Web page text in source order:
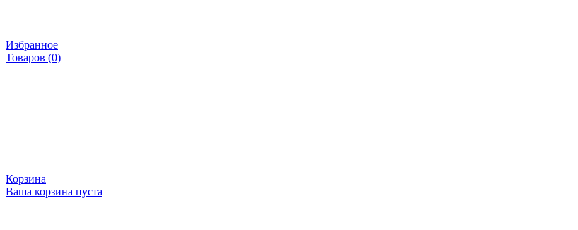
Избранное
Товаров (0)
Корзина
Ваша корзина пуста